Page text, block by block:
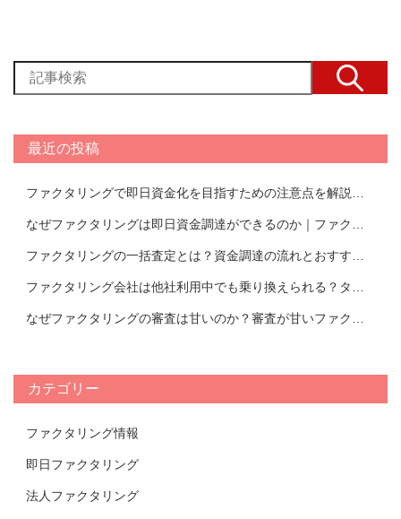
最近の投稿
ファクタリングで即日資金化を目指すための注意点を解説！即日ファクタリングできるおすすめ会社TOP17
なぜファクタリングは即日資金調達ができるのか｜ファクタリング会社紹介
ファクタリングの一括査定とは？資金調達の流れとおすすめの活用方法を解説｜おすすめのファクタリング会社TOP14比較表
ファクタリング会社は他社利用中でも乗り換えられる？タイミングやメリットについて解説！【おすすめ会社一覧あり】
なぜファクタリングの審査は甘いのか？審査が甘いファクタリング会社の特徴と審査において重要視されるポイントについて解説！
カテゴリー
ファクタリング情報
即日ファクタリング
法人ファクタリング